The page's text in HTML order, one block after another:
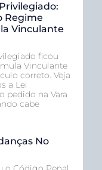
Regime
Vinculante
ficou
Vinculante
correto. Veja
a Lei
pedido na Vara
cabe
No